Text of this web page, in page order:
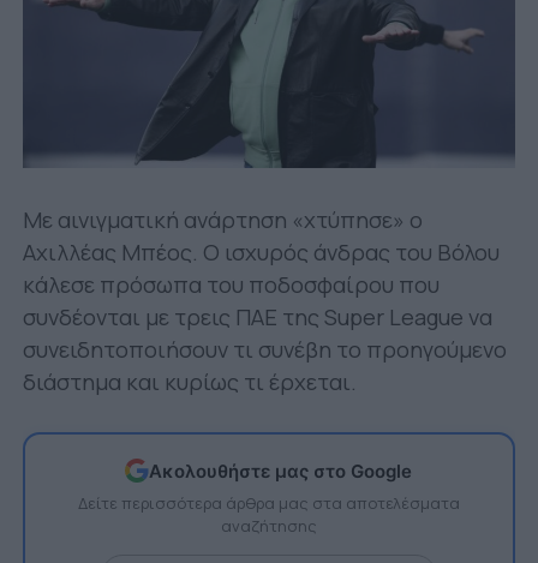
Με αινιγματική ανάρτηση «χτύπησε» ο
Αχιλλέας Μπέος. Ο ισχυρός άνδρας του Βόλου
κάλεσε πρόσωπα του ποδοσφαίρου που
συνδέονται με τρεις ΠΑΕ της Super League να
συνειδητοποιήσουν τι συνέβη το προηγούμενο
διάστημα και κυρίως τι έρχεται.
Ακολουθήστε μας στο Google
Δείτε περισσότερα άρθρα μας στα αποτελέσματα
αναζήτησης